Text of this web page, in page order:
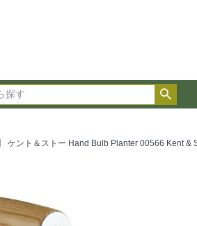
全てに該当する品種のみ検索結果に表示
ー、ブランドなどは1つずつ選択してくだ
ケント＆ストー Hand Bulb Planter 00566 Kent &